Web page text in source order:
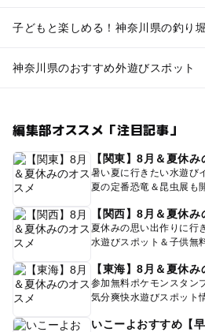
子どもと楽しめる！神奈川県の釣り堀
神奈川県のおすすめ外遊びスポット
編集部オススメ「注目記事」
【関東】8月＆夏休み
暑い夏に行きたい水遊び
夏の定番恐竜＆昆虫展も
【関西】8月＆夏休み
夏休みの思い出作りに行
水遊びスポット＆子供無
【東海】8月＆夏休み
参加無料ポケモンスタン
気分爽快水遊びスポット
いこーよおすすめ【早